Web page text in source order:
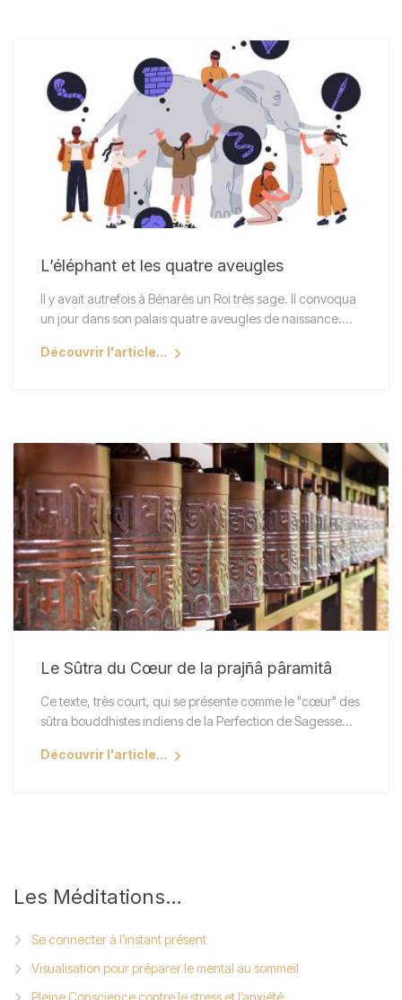
L’éléphant et les quatre aveugles
Il y avait autrefois à Bénarès un Roi très sage. Il convoqua
un jour dans son palais quatre aveugles de naissance.…
Découvrir l'article...
Le Sûtra du Cœur de la prajñâ pâramitâ
Ce texte, très court, qui se présente comme le "cœur" des
sûtra bouddhistes indiens de la Perfection de Sagesse…
Découvrir l'article...
Les Méditations…
Se connecter à l’instant présent
Visualisation pour préparer le mental au sommeil